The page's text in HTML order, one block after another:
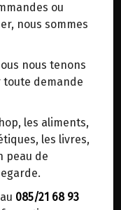
ou
nous sommes
nous tenons
demande
les aliments,
les livres,
peau de
085/21 68 93
de BPost :
BBox
le
avec le
nous vous
ensemble le
dattes
dans la région
le Bas
charnue et
claire, dorée